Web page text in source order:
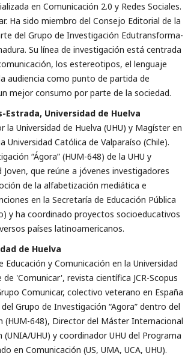
en Comunicación 2.0 y Redes Sociales.
Ha sido miembro del Consejo Editorial de la
del Grupo de Investigación Edutransforma-
Su línea de investigación está centrada
los estereotipos, el lenguaje
audiencia como punto de partida de
mejor consumo por parte de la sociedad.
Estrada, Universidad de Huelva
Universidad de Huelva (UHU) y Magíster en
Universidad Católica de Valparaíso (Chile).
“Ágora” (HUM-648) de la UHU y
que reúne a jóvenes investigadores
de la alfabetización mediática e
en la Secretaría de Educación Pública
y ha coordinado proyectos socioeducativos
países latinoamericanos.
de Huelva
y Comunicación en la Universidad
'Comunicar', revista científica JCR-Scopus
Comunicar, colectivo veterano en España
Grupo de Investigación “Agora” dentro del
(HUM-648), Director del Máster Internacional
UHU) y coordinador UHU del Programa
en Comunicación (US, UMA, UCA, UHU).